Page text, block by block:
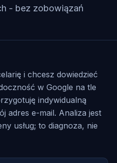
- bez zobowiązań
i chcesz dowiedzieć
w Google na tle
indywidualną
adres e-mail. Analiza jest
usług; to diagnoza, nie